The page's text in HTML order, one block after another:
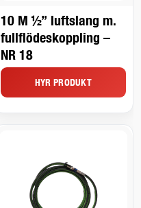
10 M ½” luftslang m.
fullflödeskoppling –
NR 18
HYR PRODUKT